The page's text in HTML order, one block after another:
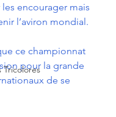
Tricolores
encourager mais
l’aviron mondial.
ce championnat
pour la grande
de se